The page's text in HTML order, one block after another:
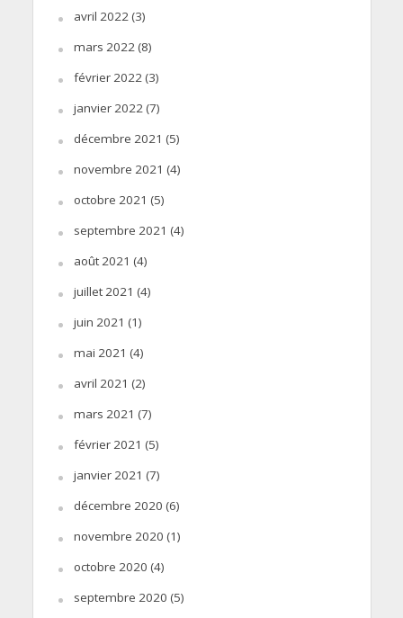
avril 2022(3)
mars 2022(8)
février 2022(3)
janvier 2022(7)
décembre 2021 (5)
novembre 2021 (4)
octobre 2021 (5)
septembre 2021 (4)
août 2021 (4)
juillet 2021 (4)
juin 2021 (1)
mai 2021 (4)
avril 2021 (2)
mars 2021 (7)
février 2021 (5)
janvier 2021 (7)
décembre 2020 (6)
novembre 2020 (1)
octobre 2020 (4)
septembre 2020 (5)